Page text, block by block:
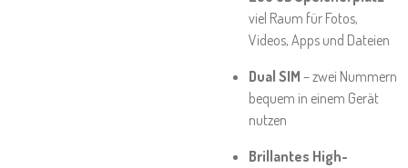
viel Raum für Fotos,
Videos, Apps und Dateien
Dual SIM – zwei Nummern
bequem in einem Gerät
nutzen
Brillantes High-